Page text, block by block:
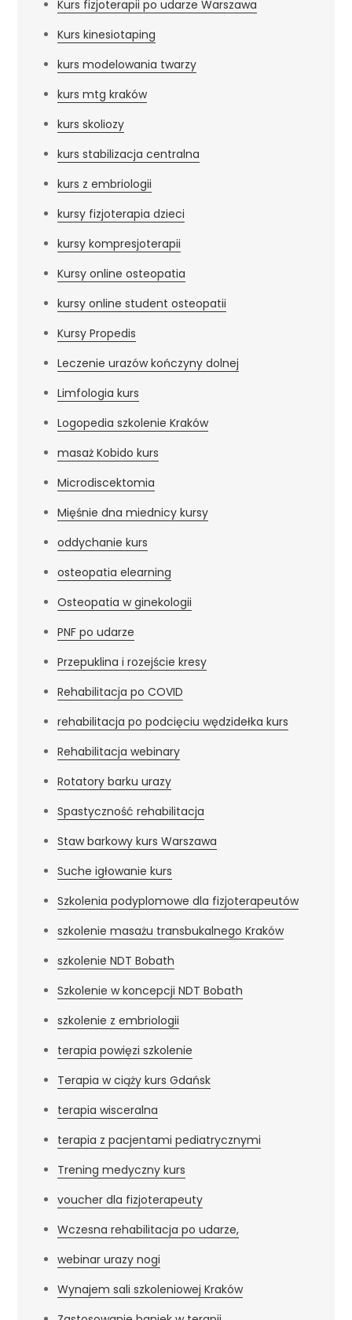
Kurs fizjoterapii po udarze Warszawa
Kurs kinesiotaping
kurs modelowania twarzy
kurs mtg kraków
kurs skoliozy
kurs stabilizacja centralna
kurs z embriologii
kursy fizjoterapia dzieci
kursy kompresjoterapii
Kursy online osteopatia
kursy online student osteopatii
Kursy Propedis
Leczenie urazów kończyny dolnej
Limfologia kurs
Logopedia szkolenie Kraków
masaż Kobido kurs
Microdiscektomia
Mięśnie dna miednicy kursy
oddychanie kurs
osteopatia elearning
Osteopatia w ginekologii
PNF po udarze
Przepuklina i rozejście kresy
Rehabilitacja po COVID
rehabilitacja po podcięciu wędzidełka kurs
Rehabilitacja webinary
Rotatory barku urazy
Spastyczność rehabilitacja
Staw barkowy kurs Warszawa
Suche igłowanie kurs
Szkolenia podyplomowe dla fizjoterapeutów
szkolenie masażu transbukalnego Kraków
szkolenie NDT Bobath
Szkolenie w koncepcji NDT Bobath
szkolenie z embriologii
terapia powięzi szkolenie
Terapia w ciąży kurs Gdańsk
terapia wisceralna
terapia z pacjentami pediatrycznymi
Trening medyczny kurs
voucher dla fizjoterapeuty
Wczesna rehabilitacja po udarze,
webinar urazy nogi
Wynajem sali szkoleniowej Kraków